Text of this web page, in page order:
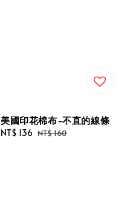
美國印花棉布-不直的線條
Sale
NT$ 136 Regular
NT$ 160